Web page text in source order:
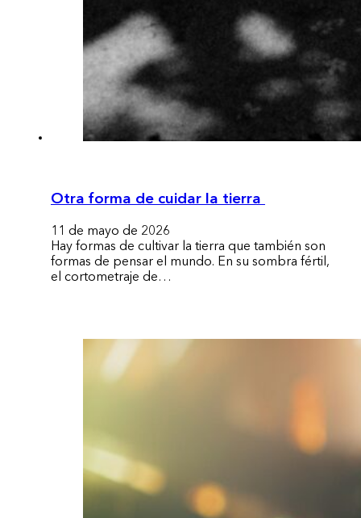
Otra forma de cuidar la tierra
11 de mayo de 2026
Hay formas de cultivar la tierra que también son
formas de pensar el mundo. En su sombra fértil,
el cortometraje de…